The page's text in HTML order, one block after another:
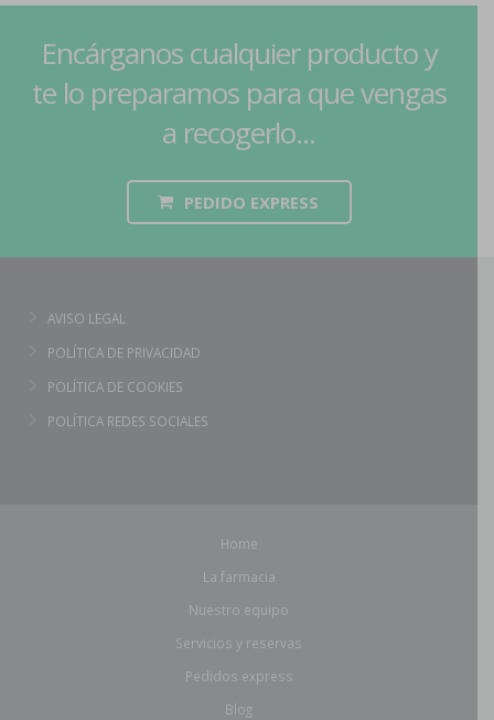
Encárganos cualquier producto y
te lo preparamos para que vengas
a recogerlo...
PEDIDO EXPRESS
AVISO LEGAL
POLÍTICA DE PRIVACIDAD
POLÍTICA DE COOKIES
POLÍTICA REDES SOCIALES
Home
La farmacia
Nuestro equipo
Servicios y reservas
Pedidos express
Blog